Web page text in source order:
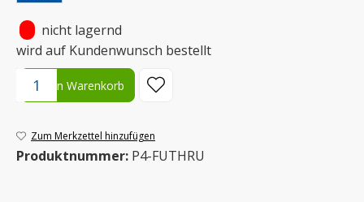
nicht lagernd
wird auf Kundenwunsch bestellt
Produkt Anzahl: Gib den gewünschten Wert ein oder benutze
In den Warenkorb
Zum Merkzettel hinzufügen
Produktnummer: P4-FUTHRU